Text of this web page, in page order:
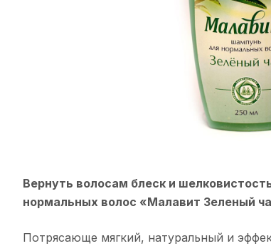
Вернуть волосам блеск и
нормальных волос «Малавит Зеленый
Потрясающе мягкий, натуральный и